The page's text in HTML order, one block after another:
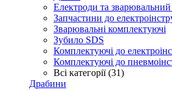
Електроди та зварювальний
Запчастини до
Зварювальні комплектуючі
Зубило SDS
Комплектуючі до
Комплектуючі до
Всі категорії (31)
Драбини